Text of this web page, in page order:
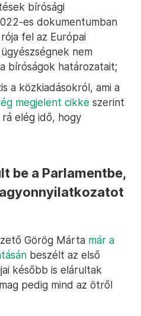
bírósági
es dokumentumban
fel az Európai
nem
bíróságok határozatait;
a közkiadásokról, ami a
megjelent cikke szerint
rá elég idő, hogy
be a Parlamentbe,
Görög Márta már a
beszélt az első
később is elárultak
pedig mind az ötről